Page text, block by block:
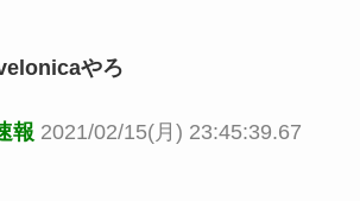
やろ
報 2021/02/15(月) 23:45:39.67